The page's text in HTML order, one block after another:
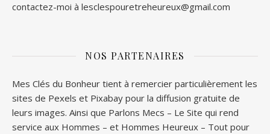
contactez-moi à lesclespouretreheureux@gmail.com
NOS PARTENAIRES
Mes Clés du Bonheur tient à remercier particulièrement les
sites de Pexels et Pixabay pour la diffusion gratuite de
leurs images. Ainsi que Parlons Mecs – Le Site qui rend
service aux Hommes – et Hommes Heureux – Tout pour